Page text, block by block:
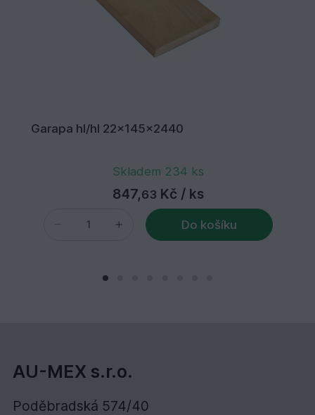
Garapa hl/hl 22x145x2440
Skladem 234 ks
847,63 Kč / ks
Do košíku
AU-MEX s.r.o.
Poděbradská 574/40